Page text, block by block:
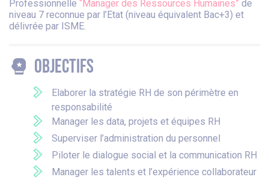
Professionnelle “Manager des Ressources Humaines” de
niveau 7 reconnue par l’Etat (niveau équivalent Bac+3) et
délivrée par ISME.
Objectifs
Elaborer la stratégie RH de son périmètre en
responsabilité
Manager les data, projets et équipes RH
Superviser l’administration du personnel
Piloter le dialogue social et la communication RH
Manager les talents et l’expérience collaborateur